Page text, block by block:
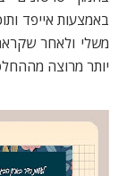
משלי ולאחר
יותר מרוצה